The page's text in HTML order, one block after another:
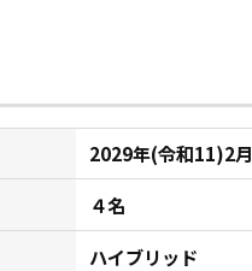
2029年(令和11)2月
４名
ハイブリッド